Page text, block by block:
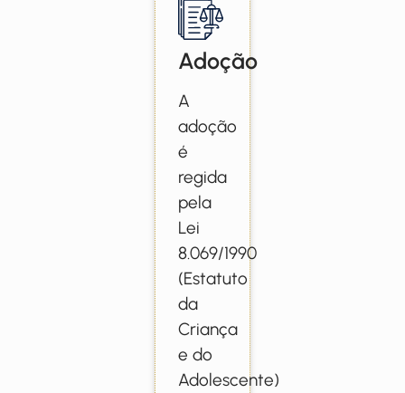
Adoção
A
adoção
é
regida
pela
Lei
8.069/1990
(Estatuto
da
Criança
e do
Adolescente)